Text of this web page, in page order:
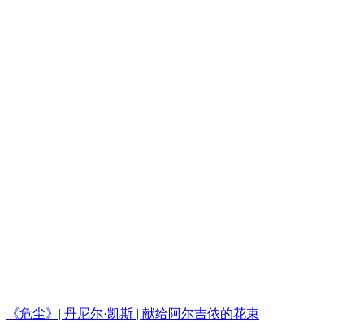
《危尘》| 丹尼尔·凯斯 | 献给阿尔吉侬的花束